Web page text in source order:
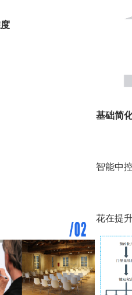
基础简
智能中
花在提